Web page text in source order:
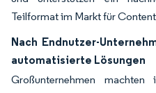
Teilformat im Markt für
Nach Endnutzer-
automatisierte Lösungen
Großunternehmen